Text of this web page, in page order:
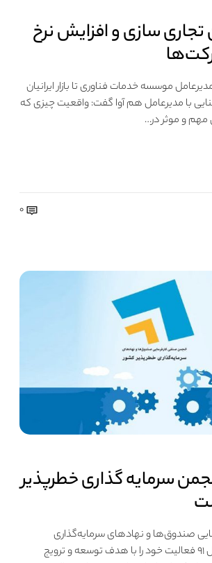
سازی و افزایش نرخ
موسسه خدمات فناوری تا بازار ایرانیان
با مدیرعامل هم آوا گفت: واقعیت چیزی که
مهم و موثر در…
0
سرمایه گذاری خطرپذیر
صندوق‌ها و نهادهای سرمایه‌گذاری
خطرپذیر کشور از سال ۹۱ فعالیت خود را با هدف توسعه و ترویج